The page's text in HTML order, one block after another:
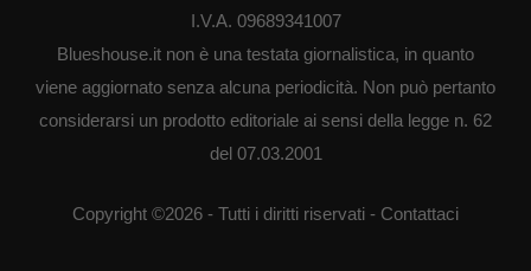
I.V.A. 09689341007
Blueshouse.it non è una testata giornalistica, in quanto
viene aggiornato senza alcuna periodicità. Non può pertanto
considerarsi un prodotto editoriale ai sensi della legge n. 62
del 07.03.2001
Copyright ©2026 - Tutti i diritti riservati - Contattaci